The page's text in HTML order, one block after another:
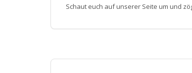
Schaut euch auf unserer Seite um und